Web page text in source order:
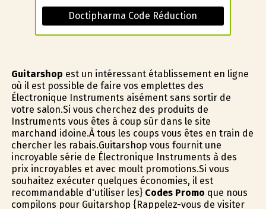
Doctipharma Code Réduction
Guitarshop est un intéressant établissement en ligne
où il est possible de faire vos emplettes des
Électronique Instruments aisément sans sortir de
votre salon.Si vous cherchez des produits de
Instruments vous êtes à coup sûr dans le site
marchand idoine.À tous les coups vous êtes en train de
chercher les rabais.Guitarshop vous fournit une
incroyable série de Électronique Instruments à des
prix incroyables et avec moult promotions.Si vous
souhaitez exécuter quelques économies, il est
recommandable d'utiliser les} Codes Promo que nous
compilons pour Guitarshop {Rappelez-vous de visiter